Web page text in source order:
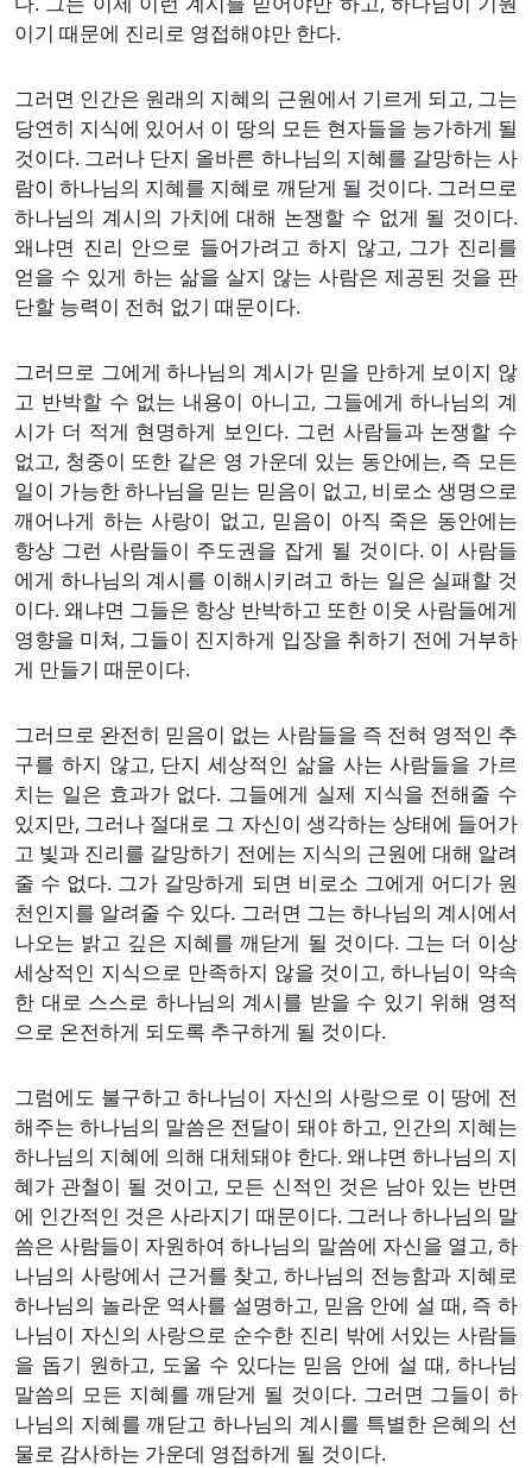
이기 때문에 진리로 영접해야만 한다.
그러면 인간은 원래의 지혜의 근원에서 기르게 되고, 그는
당연히 지식에 있어서 이 땅의 모든 현자들을 능가하게 될
것이다. 그러나 단지 올바른 하나님의 지혜를 갈망하는 사
람이 하나님의 지혜를 지혜로 깨닫게 될 것이다. 그러므로
하나님의 계시의 가치에 대해 논쟁할 수 없게 될 것이다.
왜냐면 진리 안으로 들어가려고 하지 않고, 그가 진리를
얻을 수 있게 하는 삶을 살지 않는 사람은 제공된 것을 판
단할 능력이 전혀 없기 때문이다.
그러므로 그에게 하나님의 계시가 믿을 만하게 보이지 않
고 반박할 수 없는 내용이 아니고, 그들에게 하나님의 계
시가 더 적게 현명하게 보인다. 그런 사람들과 논쟁할 수
없고, 청중이 또한 같은 영 가운데 있는 동안에는, 즉 모든
일이 가능한 하나님을 믿는 믿음이 없고, 비로소 생명으로
깨어나게 하는 사랑이 없고, 믿음이 아직 죽은 동안에는
항상 그런 사람들이 주도권을 잡게 될 것이다. 이 사람들
에게 하나님의 계시를 이해시키려고 하는 일은 실패할 것
이다. 왜냐면 그들은 항상 반박하고 또한 이웃 사람들에게
영향을 미쳐, 그들이 진지하게 입장을 취하기 전에 거부하
게 만들기 때문이다.
그러므로 완전히 믿음이 없는 사람들을 즉 전혀 영적인 추
구를 하지 않고, 단지 세상적인 삶을 사는 사람들을 가르
치는 일은 효과가 없다. 그들에게 실제 지식을 전해줄 수
있지만, 그러나 절대로 그 자신이 생각하는 상태에 들어가
고 빛과 진리를 갈망하기 전에는 지식의 근원에 대해 알려
줄 수 없다. 그가 갈망하게 되면 비로소 그에게 어디가 원
천인지를 알려줄 수 있다. 그러면 그는 하나님의 계시에서
나오는 밝고 깊은 지혜를 깨닫게 될 것이다. 그는 더 이상
세상적인 지식으로 만족하지 않을 것이고, 하나님이 약속
한 대로 스스로 하나님의 계시를 받을 수 있기 위해 영적
으로 온전하게 되도록 추구하게 될 것이다.
그럼에도 불구하고 하나님이 자신의 사랑으로 이 땅에 전
해주는 하나님의 말씀은 전달이 돼야 하고, 인간의 지혜는
하나님의 지혜에 의해 대체돼야 한다. 왜냐면 하나님의 지
혜가 관철이 될 것이고, 모든 신적인 것은 남아 있는 반면
에 인간적인 것은 사라지기 때문이다. 그러나 하나님의 말
씀은 사람들이 자원하여 하나님의 말씀에 자신을 열고, 하
나님의 사랑에서 근거를 찾고, 하나님의 전능함과 지혜로
하나님의 놀라운 역사를 설명하고, 믿음 안에 설 때, 즉 하
나님이 자신의 사랑으로 순수한 진리 밖에 서있는 사람들
을 돕기 원하고, 도울 수 있다는 믿음 안에 설 때, 하나님
말씀의 모든 지혜를 깨닫게 될 것이다. 그러면 그들이 하
나님의 지혜를 깨닫고 하나님의 계시를 특별한 은혜의 선
물로 감사하는 가운데 영접하게 될 것이다.